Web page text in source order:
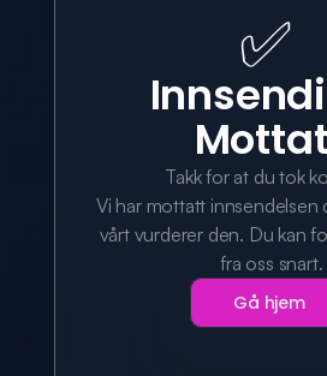
✅
Takk for at du tok
Vi har mottatt innsendelsen
vårt vurderer den. Du kan
fra oss snart.
Gå hjem